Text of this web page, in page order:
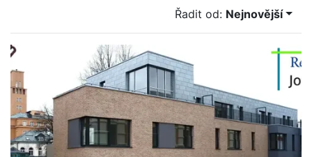
Řadit od: Nejnovější